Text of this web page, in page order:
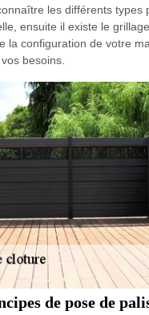
les différents types
ensuite il existe le
la configuration de votre
besoins.
de pose de